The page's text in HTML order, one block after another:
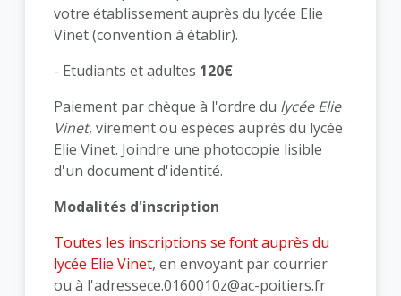
votre établissement auprès du lycée Elie
Vinet (convention à établir).
- Etudiants et adultes 120€
Paiement par chèque à l'ordre du lycée Elie
Vinet, virement ou espèces auprès du lycée
Elie Vinet. Joindre une photocopie lisible
d'un document d'identité.
Modalités d'inscription
Toutes les inscriptions se font auprès du
lycée Elie Vinet, en envoyant par courrier
ou à l'adressece.0160010z@ac-poitiers.fr